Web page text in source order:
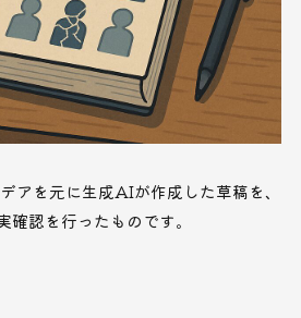
アを元に生成AIが作成した草稿を、
認を行ったものです。